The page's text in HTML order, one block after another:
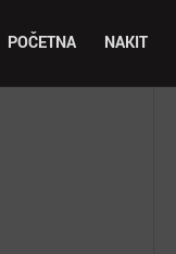
POČETNA NAKIT